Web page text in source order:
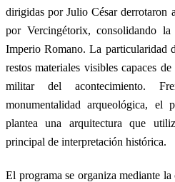
dirigidas por Julio César derrotaron
por Vercingétorix, consolidando
Imperio Romano. La particularidad
restos materiales visibles capaces
militar del acontecimiento.
monumentalidad arqueológica, el
plantea una arquitectura que
principal de interpretación histórica.
El programa se organiza mediante